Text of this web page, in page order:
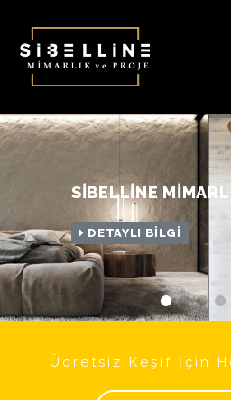
SİBELLİNE
DETAYLI BİLGİ
Ücretsiz Keşif İçin